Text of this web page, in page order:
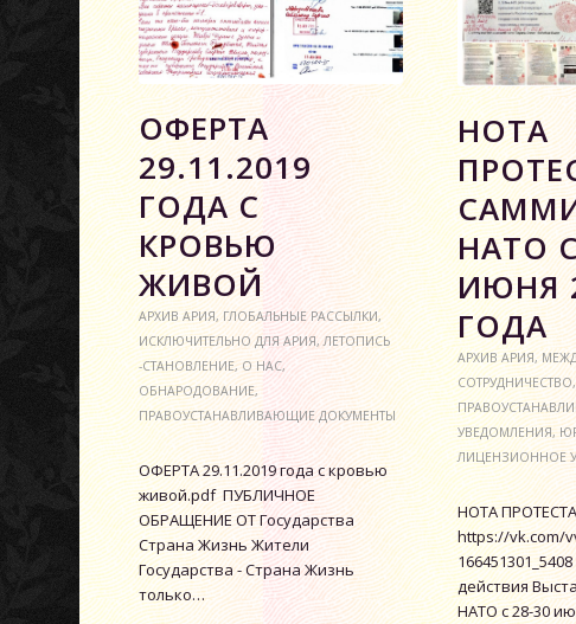
ОФЕРТА
29.11.2019
ГОДА С
КРОВЬЮ
ЖИВОЙ
АРХИВ АРИЯ,ГЛОБАЛЬНЫЕ РАССЫЛКИ,
ИСКЛЮЧИТЕЛЬНО ДЛЯ АРИЯ,ЛЕТОПИСЬ
-СТАНОВЛЕНИЕ,О НАС,
ОБНАРОДОВАНИЕ,
ПРАВОУСТАНАВЛИВАЮЩИЕ ДОКУМЕНТЫ
ОФЕРТА 29.11.2019 года с кровью
живой.pdf ПУБЛИЧНОЕ
ОБРАЩЕНИЕ ОТ Государства
Страна Жизнь Жители
Государства - Страна Жизнь
только…
НОТА
НАТО
ИЮНЯ
ГОДА
АРХИВ АРИЯ,
СОТРУДНИЧЕСТВО,
УВЕДОМЛЕНИЯ,
ЛИЦЕНЗИОННОЕ
НОТА ПРОТЕСТА
https://vk.com/
действия
НАТО с 28-30